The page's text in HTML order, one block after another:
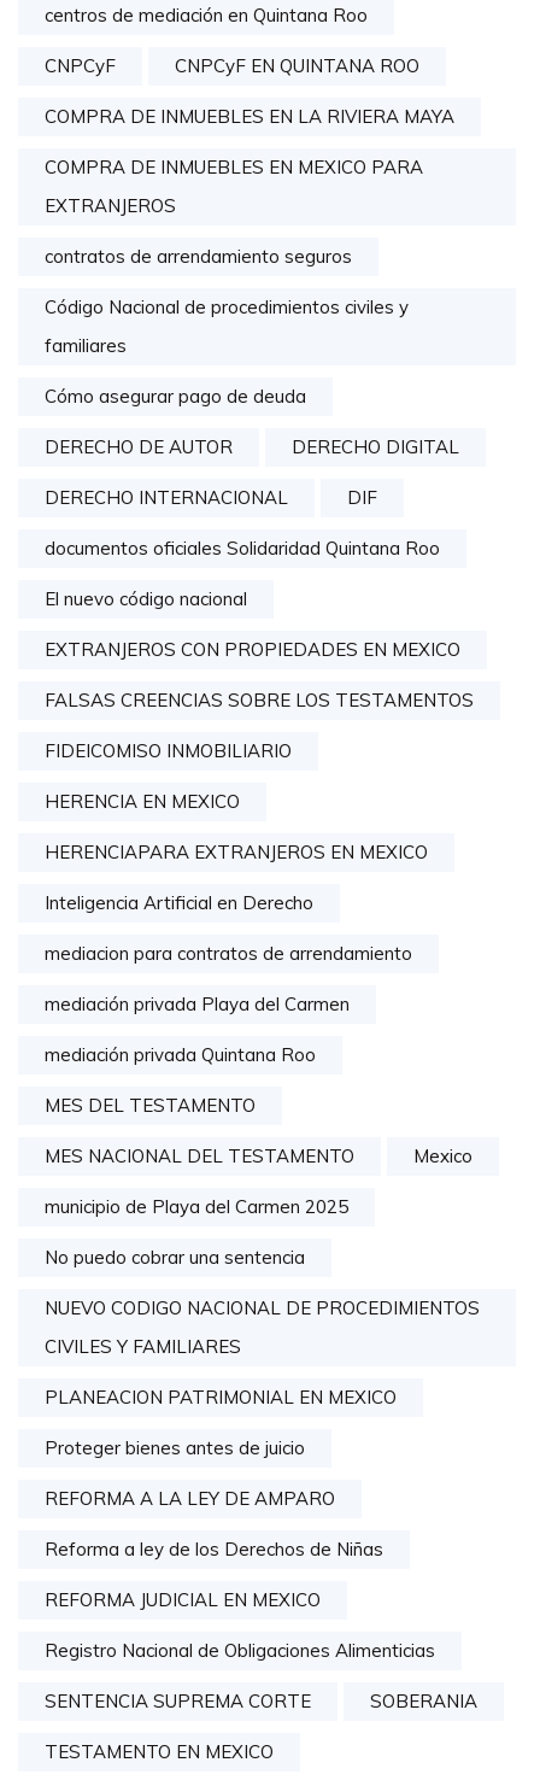
centros de mediación en Quintana Roo
CNPCyF CNPCyF EN QUINTANA ROO
COMPRA DE INMUEBLES EN LA RIVIERA MAYA
COMPRA DE INMUEBLES EN MEXICO PARA
EXTRANJEROS
contratos de arrendamiento seguros
Código Nacional de procedimientos civiles y
familiares
Cómo asegurar pago de deuda
DERECHO DE AUTOR DERECHO DIGITAL
DERECHO INTERNACIONAL DIF
documentos oficiales Solidaridad Quintana Roo
El nuevo código nacional
EXTRANJEROS CON PROPIEDADES EN MEXICO
FALSAS CREENCIAS SOBRE LOS TESTAMENTOS
FIDEICOMISO INMOBILIARIO
HERENCIA EN MEXICO
HERENCIAPARA EXTRANJEROS EN MEXICO
Inteligencia Artificial en Derecho
mediacion para contratos de arrendamiento
mediación privada Playa del Carmen
mediación privada Quintana Roo
MES DEL TESTAMENTO
MES NACIONAL DEL TESTAMENTO Mexico
municipio de Playa del Carmen 2025
No puedo cobrar una sentencia
NUEVO CODIGO NACIONAL DE PROCEDIMIENTOS
CIVILES Y FAMILIARES
PLANEACION PATRIMONIAL EN MEXICO
Proteger bienes antes de juicio
REFORMA A LA LEY DE AMPARO
Reforma a ley de los Derechos de Niñas
REFORMA JUDICIAL EN MEXICO
Registro Nacional de Obligaciones Alimenticias
SENTENCIA SUPREMA CORTE SOBERANIA
TESTAMENTO EN MEXICO